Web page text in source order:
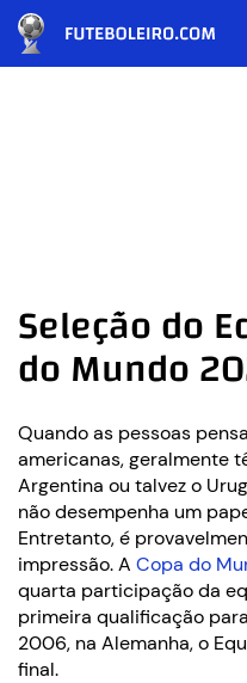
Seleção do
do Mundo
Quando as pessoas
americanas, geralmente
Argentina ou talvez o
não desempenha um
Entretanto, é
impressão. A Copa do
quarta participação da
primeira qualificação
2006, na Alemanha, o
final.